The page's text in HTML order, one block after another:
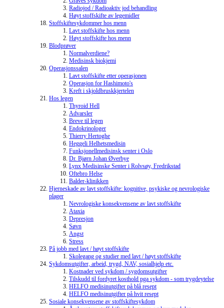
Radiojod / Radioaktiv jod behandling
Høyt stoffskifte av legemidler
Stoffskiftesykdommer hos menn
Lavt stoffskifte hos menn
Høyt stoffskifte hos menn
Blodprøver
Normalverdiene?
Medisinsk biokjemi
Operasjonssalen
Lavt stoffskifte etter operasjonen
Operasjon for Hashimoto's
Kreft i skjoldbruskkjertelen
Hos legen
Thyroid Hell
Advarsler
Breve til legen
Endokrinologer
Thierry Hertoghe
Heggeli Helhetsmedisin
Funksjonellmedisinsk senter i Oslo
Dr. Bjørn Johan Øverbye
Lynx Medisinske Senter i Rolvsøy, Fredrikstad
Oftebro Helse
Balder-klinikken
Hjerneskade av lavt stoffskifte: kognitive, psykiske og nevrologiske
plager
Nevrologiske konsekvensene av lavt stoffskifte
Ataxia
Depresjon
Søvn
Angst
Stress
På jobb med lavt / høyt stoffskifte
Skolegang og studier med lavt / høyt stoffskifte
Sykdomsutgifter, arbeid, trygd, NAV, sosialhjelp etc.
Kostnader ved sykdom / sygdomsutgifter
Tilskudd til fordyret kosthold pga sykdom - som trygdeytelse
HELFO medisinutgifter på blå resept
HELFO medisinutgifter på hvit resept
Sosiale konsekvensene av stoffskiftesykdom